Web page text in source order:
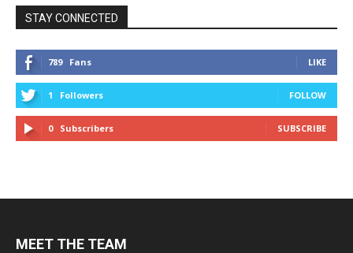
STAY CONNECTED
789 Fans LIKE
1 Followers FOLLOW
0 Subscribers SUBSCRIBE
MEET THE TEAM